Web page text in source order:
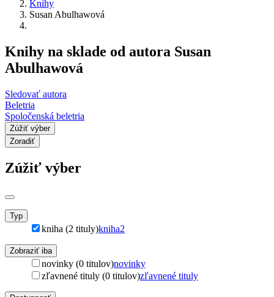
Knihy
Susan Abulhawová
Knihy na sklade od autora Susan
Abulhawová
Sledovať autora
Beletria
Spoločenská beletria
Zúžiť výber
Zoradiť
Zúžiť výber
Typ
kniha (2 tituly)kniha2
Zobraziť iba
novinky (0 titulov)novinky
zľavnené tituly (0 titulov)zľavnené tituly